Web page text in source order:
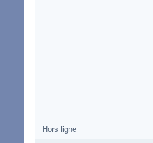
Hors ligne